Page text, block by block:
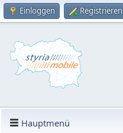
Einloggen Registrieren
Hauptmenü